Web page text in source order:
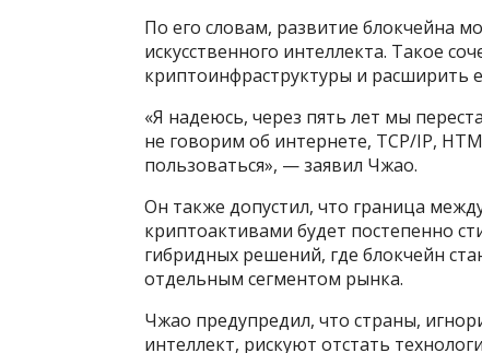
По его словам, развитие блокчейна
искусственного интеллекта. Такое
криптоинфраструктуры и расширить
«Я надеюсь, через пять лет мы
не говорим об интернете, TCP/IP,
пользоваться», — заявил Чжао.
Он также допустил, что граница
криптоактивами будет постепенно
гибридных решений, где блокчейн
отдельным сегментом рынка.
Чжао предупредил, что страны,
интеллект, рискуют отстать